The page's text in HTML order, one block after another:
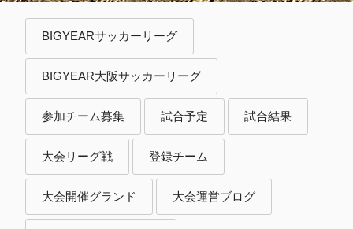
BIGYEARサッカーリーグ
BIGYEAR大阪サッカーリーグ
参加チーム募集 試合予定 試合結果
大会リーグ戦 登録チーム
大会開催グランド 大会運営ブログ